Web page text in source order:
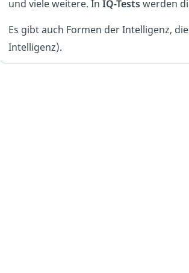
und viele weitere. InIQ-Testswerden
Es gibt auch Formen der Intelligenz,
Intelligenz).